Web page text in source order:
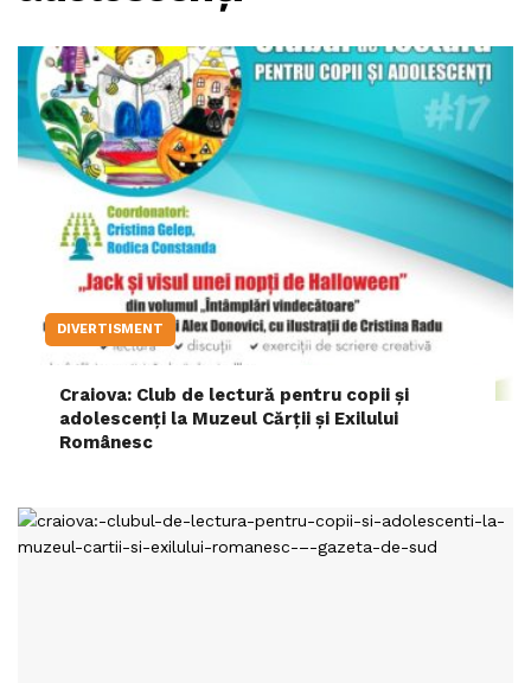
DIVERTISMENT
Craiova: Club de lectură pentru copii și
adolescenți la Muzeul Cărții și Exilului
Românesc